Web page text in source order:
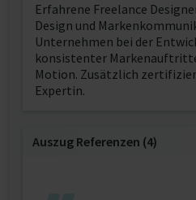
Erfahrene Freelance
Design und
Unternehmen bei der
konsistenter
Motion. Zusätzlich
Expertin.
Auszug Referenzen (4)